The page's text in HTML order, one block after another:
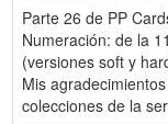
Parte 26 de PP
Numeración: de la
(versiones soft y
Mis
colecciones de la